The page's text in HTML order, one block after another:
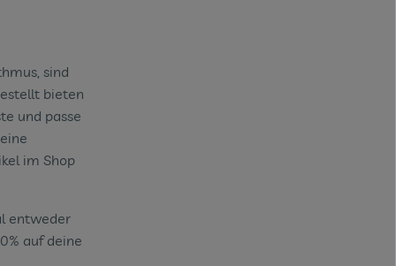
sind
bieten
und passe
im Shop
entweder
auf deine